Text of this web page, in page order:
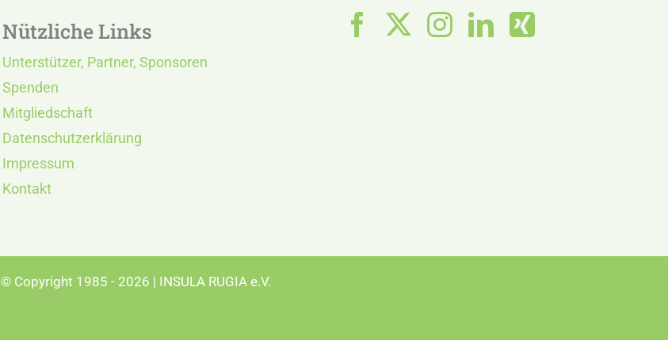
Nützliche Links
Unterstützer, Partner, Sponsoren
Spenden
Mitgliedschaft
Datenschutzerklärung
Impressum
Kontakt
© Copyright 1985 - 2026 | INSULA RUGIA e.V.